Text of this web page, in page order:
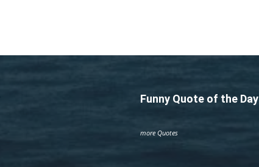
Funny Quote of the Day
more Quotes